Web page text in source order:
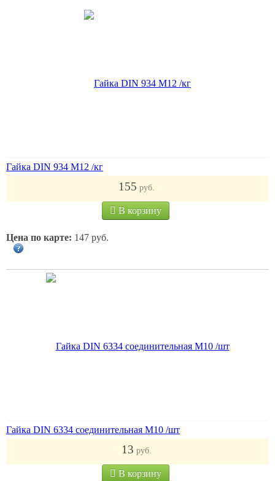
Гайка DIN 934 M12 /кг
155 руб.
В корзину
Цена по карте: 147 руб.
Гайка DIN 6334 соединительная M10 /шт
13 руб.
В корзину